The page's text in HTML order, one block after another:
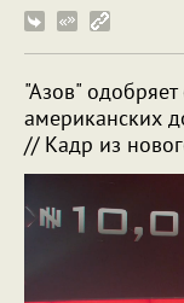
"Азов"
американских
// Кадр из